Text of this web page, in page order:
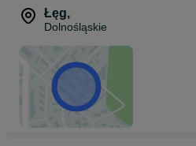
Łęg,
Dolnośląskie